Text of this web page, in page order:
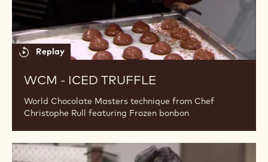
Replay
WCM - ICED TRUFFLE
World Chocolate Masters technique from Chef
Christophe Rull featuring Frozen bonbon
WCM